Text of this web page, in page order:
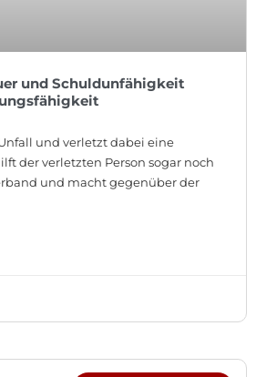
und Schuldunfähigkeit
und verletzt dabei eine
der verletzten Person sogar noch
und macht gegenüber der